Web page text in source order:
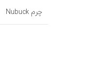
چرم Nubuck